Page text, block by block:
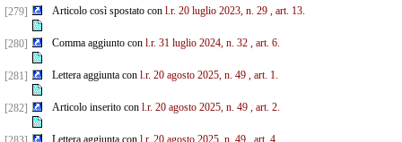
[279] Articolo così spostato con l.r. 20 luglio 2023, n. 29 , art. 13.
[280] Comma aggiunto con l.r. 31 luglio 2024, n. 32 , art. 6.
[281] Lettera aggiunta con l.r. 20 agosto 2025, n. 49 , art. 1.
[282] Articolo inserito con l.r. 20 agosto 2025, n. 49 , art. 2.
Lettera aggiunta con l.r. 20 agosto 2025, n. 49 , art. 4.